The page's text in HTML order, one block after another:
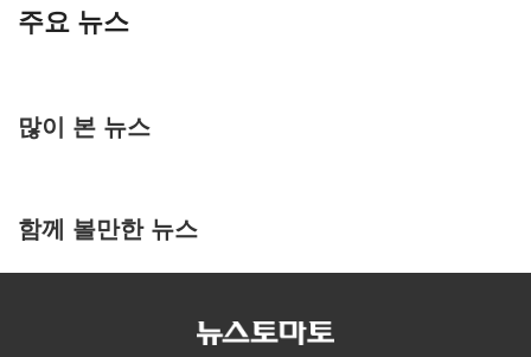
주요 뉴스
많이 본 뉴스
함께 볼만한 뉴스